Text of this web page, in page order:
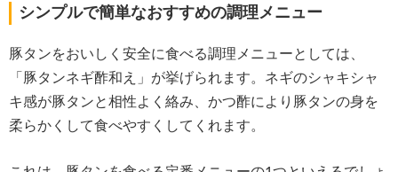
シンプルで簡単なおすすめの調理メニュー
豚タンをおいしく安全に食べる調理メニューとしては、
「豚タンネギ酢和え」が挙げられます。ネギのシャキシャ
キ感が豚タンと相性よく絡み、かつ酢により豚タンの身を
柔らかくして食べやすくしてくれます。